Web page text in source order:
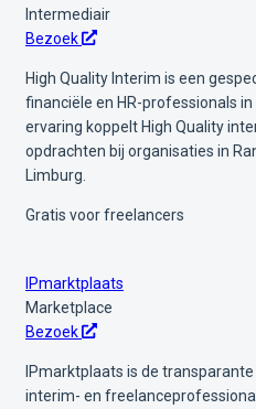
Intermediair
Bezoek
High Quality Interim is een
financiële en HR-professionals
ervaring koppelt High Quality
opdrachten bij organisaties in
Limburg.
Gratis voor freelancers
IPmarktplaats
Marketplace
Bezoek
IPmarktplaats is de
interim- en